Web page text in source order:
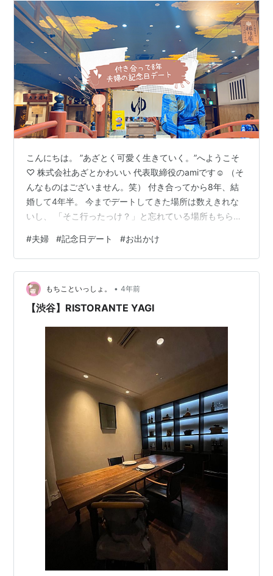
こんにちは。 ”あざとく可愛く生きていく。”へようこそ
♡ 株式会社あざとかわいい 代表取締役のamiです☺︎ （そ
んなものはございません。笑） 付き合ってから8年、結
婚して4年半。 今までデートしてきた場所は数えきれな
いし、 「そこ行ったっけ？」と忘れている場所もちらほ
DVD借りてみたよ？」 なんて会話は多いです。笑 2人と
も、写真を撮って記録するタイプではないので 写真を見
て答え合わせができないこともあります。 そんな私たち
が、付き合った記念日に行ったデート先は 空庭温泉 関西
最大級の温泉型テーマパーク！！ 温泉と、岩盤浴と、ゲ
#夫婦 #記念日デート #お出かけ
もちこといっしょ。 • 4年前
【渋谷】RISTORANTE YAGI